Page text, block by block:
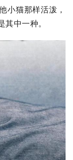
小猫那样活泼，
其中一种。